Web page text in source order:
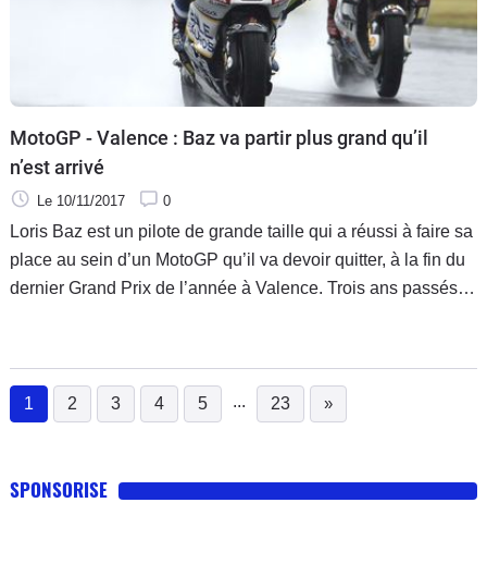
MotoGP - Valence : Baz va partir plus grand qu’il
n’est arrivé
Le 10/11/2017 0
Loris Baz est un pilote de grande taille qui a réussi à faire sa
place au sein d’un MotoGP qu’il va devoir quitter, à la fin du
dernier Grand Prix de l’année à Valence. Trois ans passés
projet : celui d’Althea BMW en Superbike.
1
(current)
2 3 4 5 ... 23 »
SPONSORISE